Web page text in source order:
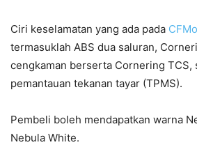
Ciri keselamatan yang ada pada
termasuklah ABS dua saluran,
cengkaman berserta Cornering TCS,
pemantauan tekanan tayar (TPMS).
Pembeli boleh mendapatkan warna
Nebula White.